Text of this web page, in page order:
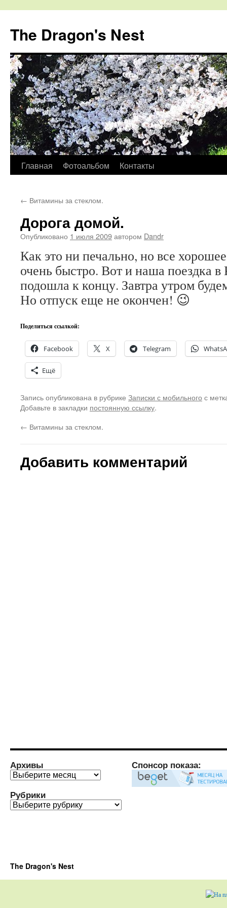
The Dragon's Nest
Перейти
содержимому
Главная Фотоальбом Контакты
← Витамины за стеклом.
Дорога домой.
Опубликовано 1 июля 2009автором Dandr
Как это ни печально, но все
очень быстро. Вот и наша поездка
подошла к концу. Завтра утром
Но отпуск еще не окончен! 😉
Поделиться ссылкой:
Facebook X Telegram
Ещё
Запись опубликована в рубрике Записки с мобильного с
Добавьте в закладки постоянную ссылку.
← Витамины за стеклом.
Добавить комментарий
Архивы
Архивы
Рубрики
Рубрики
Спонсор показа:
The Dragon's Nest